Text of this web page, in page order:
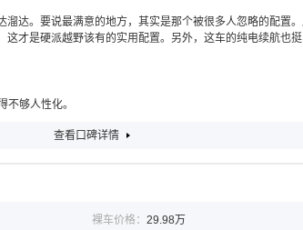
达。要说最满意的地方，其实是那个被很多人忽略的配置
才是硬派越野该有的实用配置。另外，这车的纯电续航
够人性化。
查看口碑详情
裸车价格： 29.98万